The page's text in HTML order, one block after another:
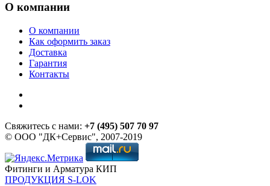
О компании
О компании
Как оформить заказ
Доставка
Гарантия
Контакты
Свяжитесь с нами: +7 (495) 507 70 97
© ООО "ДК+Сервис", 2007-2019
Фитинги и Арматура КИП
ПРОДУКЦИЯ S-LOK